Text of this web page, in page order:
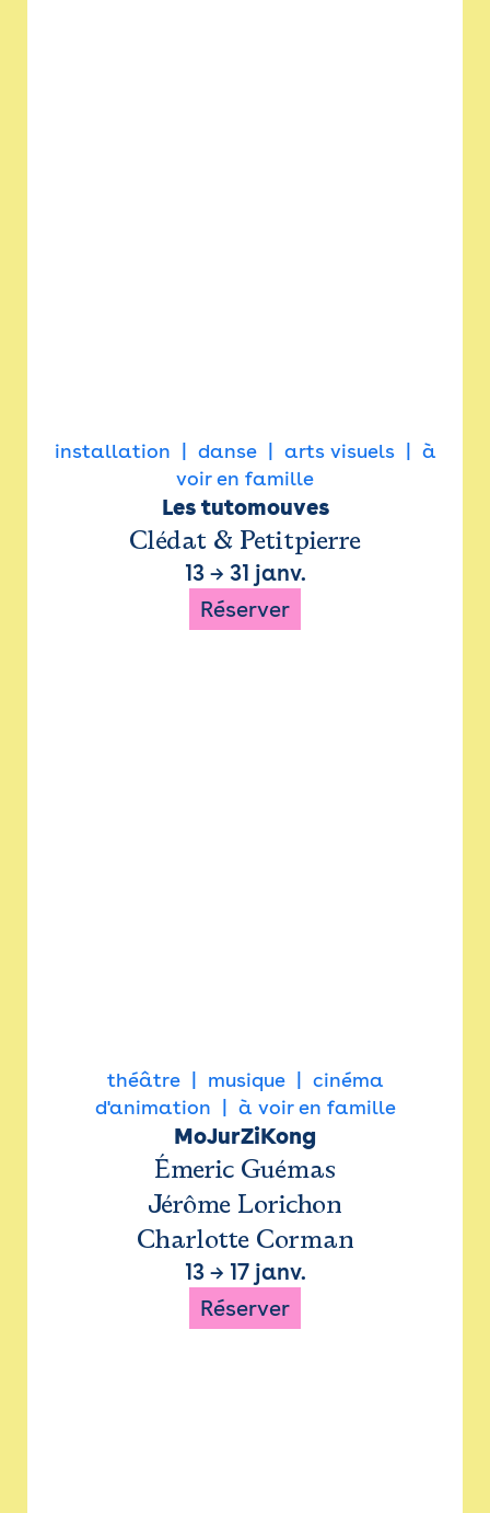
installation danse arts visuels
à
voir en famille
Les tutomouves
Clédat & Petitpierre
13→ 31 janv.
Réserver
théâtre musique
cinéma
d'animation
à voir en famille
MoJurZiKong
Émeric Guémas
Jérôme Lorichon
Charlotte Corman
13→ 17 janv.
Réserver